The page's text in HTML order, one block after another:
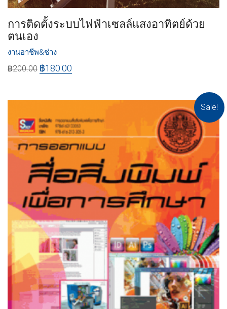
การติดตั้งระบบไฟฟ้าเซลล์แสงอาทิตย์ด้วย
ตนเอง
งานอาชีพ&ช่าง
฿200.00 ฿180.00
Sale!